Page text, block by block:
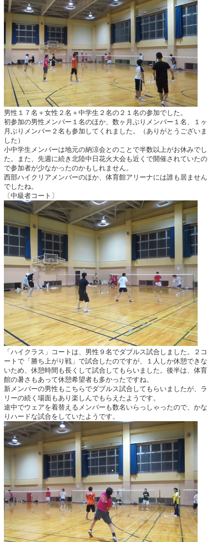
男性１７名＋女性２名＋中学生２名の２１名の参加でした。
初参加の男性メンバー１名のほか、数ヶ月ぶりメンバー１名、１ヶ
月ぶりメンバー２名も参加してくれました。（ありがとうございま
した）
小中学生メンバーは地元の納涼会とのことで半数以上がお休みでし
た。また、先週に続き北陸中日花火大会も近くで開催されていたの
で参加者が少なかったのかもしれません。
西部ハイクリアメンバーのほか、体育館アリーナには誰も居ません
でしたね。
〔中級者コート〕
「ハイクラス」コートは、男性９名でダブルス試合しました。２コ
ートで「勝ち上がり戦」で試合したのですが、１人しか休憩できな
いため、休憩時間も長くして試合してもらいました。後半は、体育
館の暑さもあって休憩希望者も多かったですね。
新メンバーの男性もこちらでダブルス試合してもらいましたが、ラ
リーの続く場面もあり楽しんでもらえたようです。
途中でウェアを着替えるメンバーも数名いらっしゃったので、かな
りハードな試合をしていたようです。